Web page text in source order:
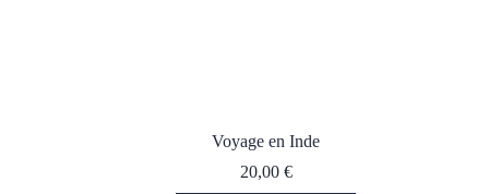
Voyage en Inde
20,00 €